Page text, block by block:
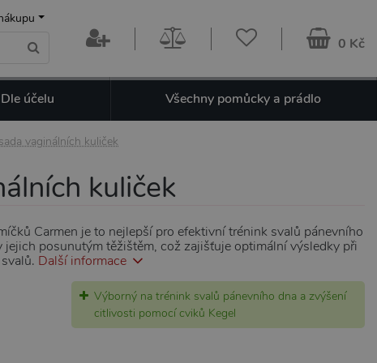
0 Kč
Dle účelu Všechny pomůcky a prádlo
vaginálních kuliček
kuliček
Carmen je to nejlepší pro efektivní trénink svalů pánevního
posunutým těžištěm, což zajišťuje optimální výsledky při
Další informace
Výborný na trénink svalů pánevního dna a zvýšení
citlivosti pomocí cviků Kegel